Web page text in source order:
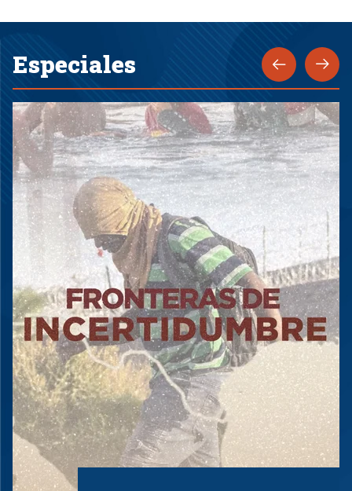
Especiales